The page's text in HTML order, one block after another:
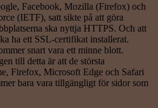
Facebook, Mozilla (Firefox) och
(IETF), satt sikte på att göra
ska nyttja HTTPS. Och att
ha ett SSL-certifikat installerat.
snart vara ett minne blott.
till detta är att de största
Firefox, Microsoft Edge och Safari
bara vara tillgängligt för sidor som